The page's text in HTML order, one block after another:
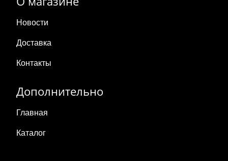
Новости
Доставка
Контакты
Дополнительно
Главная
Каталог